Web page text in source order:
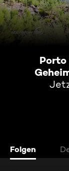
Porto
Folgen